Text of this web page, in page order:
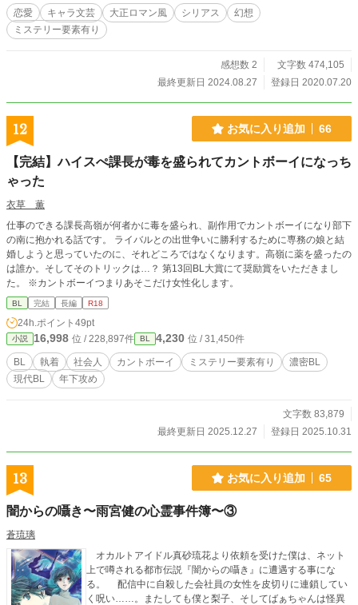
恋愛 キャラ文芸 大正ロマン風 シリアス
幻想
ミステリー要素有り
感想数 2
文字数 474,105
最終更新日 2024.08.27
登録日 2020.07.20
12 お気に入り追加 66
【完結】ハイスぺ課長が毒を盛られてカントボーイになっち
ゃった
衣草 薫
仕事のできる課長高嶺が何者かに毒を盛られ、副作用でカントボーイになり部下
の南に抱かれる話です。 ライバルとの出世争いに勝利するために専務の娘と結
婚しようと思っていたのに、それどころではなくなります。高嶺に薬を盛ったの
は誰か。そしてそのトリックは…？ 第13回BL大賞にて奨励賞をいただきまし
た。 ※カントボーイつまりあそこだけ女性化します。
BL 完結 長編 R18
24h.ポイント 49pt
小説 16,998 位 / 228,897件 BL 4,230 位 / 31,450件
BL 執着 社会人 カントボーイ ミステリー要素有り
濃密BL
現代BL
年下攻め
文字数 83,879
最終更新日 2025.12.27
登録日 2025.10.31
13 お気に入り追加 65
闇からの囁き〜雨宮健の心霊事件簿〜③
蒼琉璃
オカルトアイドル真砂琉花より依頼を受けた僕は、ネット
上で噂される都市伝説『闇からの囁き』に遭遇する事にな
る。 配信中に自殺した会社員の女性を皮切りに連鎖してい
く呪い……。またしても僕と梨子、そしてばぁちゃんは怪異